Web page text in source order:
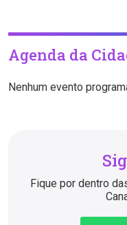
Agenda da
Nenhum evento
Fique por dentro